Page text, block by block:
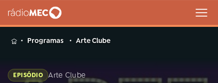
MENUProgramas Arte Clube
EPISÓDIO Arte Clube